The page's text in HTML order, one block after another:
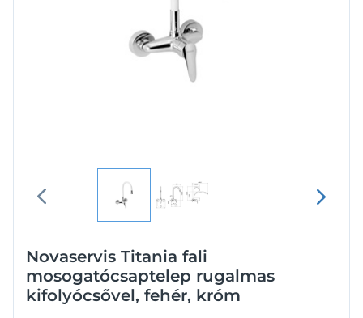
Novaservis Titania fali
mosogatócsaptelep rugalmas
kifolyócsővel, fehér, króm